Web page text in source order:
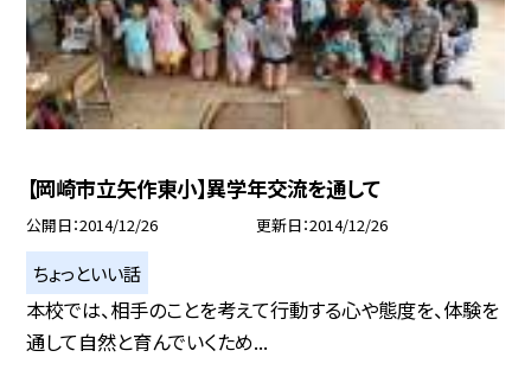
【岡崎市立矢作東小】異学年交流を通して
公開日 2014/12/26 更新日 2014/12/26
ちょっといい話
本校では、相手のことを考えて行動する心や態度を、体験を
通して自然と育んでいくため...